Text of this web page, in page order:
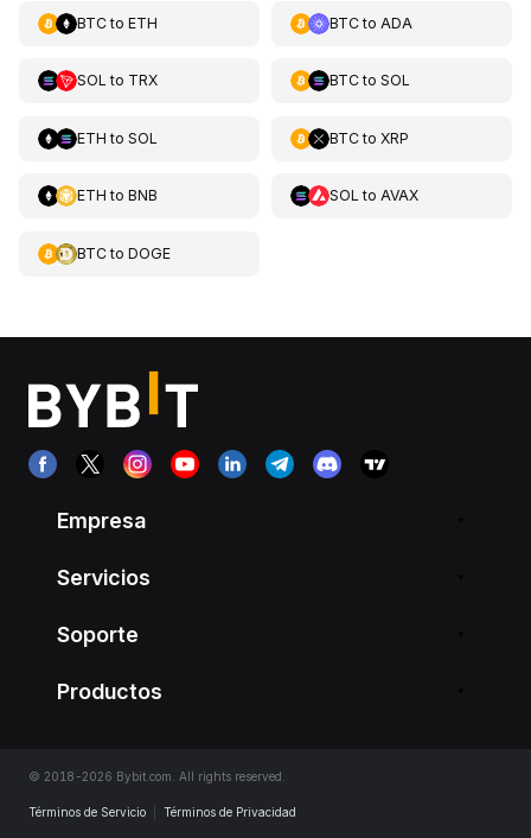
BTCto ETH BTCto ADA
SOL to TRX BTCto SOL
ETH to SOL BTCto XRP
ETH to BNB SOL to AVAX
BTCto DOGE
Empresa
Servicios
Soporte
Productos
© 2018-2026 Bybit.com. All rights reserved.
Términos de Servicio Términos de Privacidad